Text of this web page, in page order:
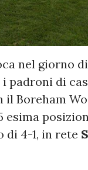
nel giorno
padroni di
il Boreham
esima
di 4-1, in rete